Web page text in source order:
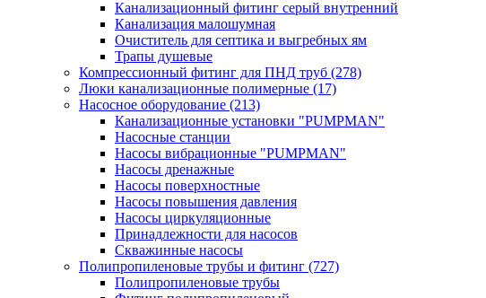
Канализационный фитинг серый внутренний
Канализация малошумная
Очиститель для септика и выгребных ям
Трапы душевые
Компрессионный фитинг для ПНД труб (278)
Люки канализационные полимерные (17)
Насосное оборудование (213)
Канализационные установки "PUMPMAN"
Насосные станции
Насосы вибрационные "PUMPMAN"
Насосы дренажные
Насосы поверхностные
Насосы повышения давления
Насосы циркуляционные
Принадлежности для насосов
Скважинные насосы
Полипропиленовые трубы и фитинг (727)
Полипропиленовые трубы